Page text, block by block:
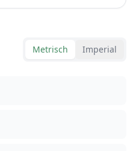
Metrisch Imperial